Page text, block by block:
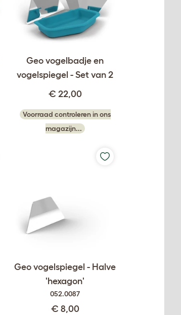
Geo vogelbadje en
vogelspiegel - Set van 2
€ 22,00
Voorraad controleren in ons
magazijn...
Geo vogelspiegel - Halve
'hexagon'
052.0087
€ 8,00